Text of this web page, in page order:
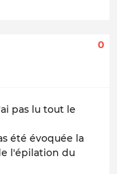
0
pas lu tout le
été évoquée la
l'épilation du